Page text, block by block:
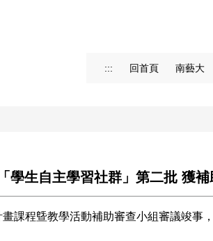
::: 回首頁 南藝大
學生自主學習社群」第二批 獲補
課程曁教學活動補助審查小組審議竣事